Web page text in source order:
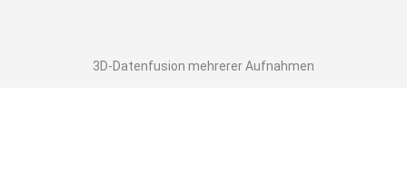
3D-Datenfusion mehrerer Aufnahmen